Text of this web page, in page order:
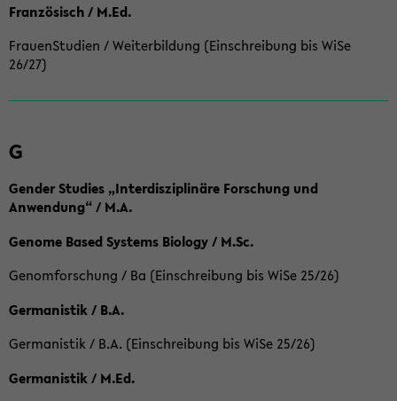
Französisch / M.Ed.
FrauenStudien / Weiterbildung (Einschreibung bis WiSe
26/27)
G
Gender Studies „Interdisziplinäre Forschung und
Anwendung“ / M.A.
Genome Based Systems Biology / M.Sc.
Genomforschung / Ba (Einschreibung bis WiSe 25/26)
Germanistik / B.A.
Germanistik / B.A. (Einschreibung bis WiSe 25/26)
Germanistik / M.Ed.